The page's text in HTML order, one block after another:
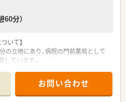
60分）
いて】
立地にあり、病院の門前薬局として
ています。
名の手厚い体制で運営しています。
して住宅街の皆様に親しまれており、
で丁寧な服薬指導を実践しています。
お問い合わせ